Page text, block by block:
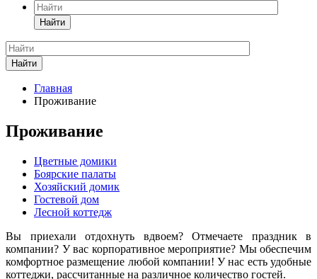
Найти
Найти
Главная
Проживание
Проживание
Цветные домики
Боярские палаты
Хозяйский домик
Гостевой дом
Лесной коттедж
Вы приехали отдохнуть вдвоем? Отмечаете праздник в
компании? У вас корпоративное мероприятие? Мы обеспечим
комфортное размещение любой компании! У нас есть удобные
коттеджи, рассчитанные на различное количество гостей.